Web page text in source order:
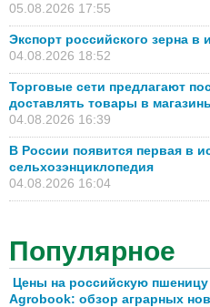
05.08.2026 17:55
Экспорт российского зерна в
04.08.2026 18:52
Торговые сети предлагают
доставлять товары в
04.08.2026 16:39
В России появится первая в
сельхозэнциклопедия
04.08.2026 16:04
Популярное
Цены на российскую пшеницу
Agrobook: обзор аграрных